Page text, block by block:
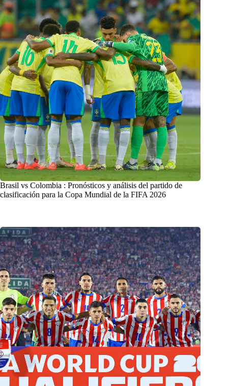
Brasil vs Colombia : Pronósticos y análisis del partido de
clasificación para la Copa Mundial de la FIFA 2026